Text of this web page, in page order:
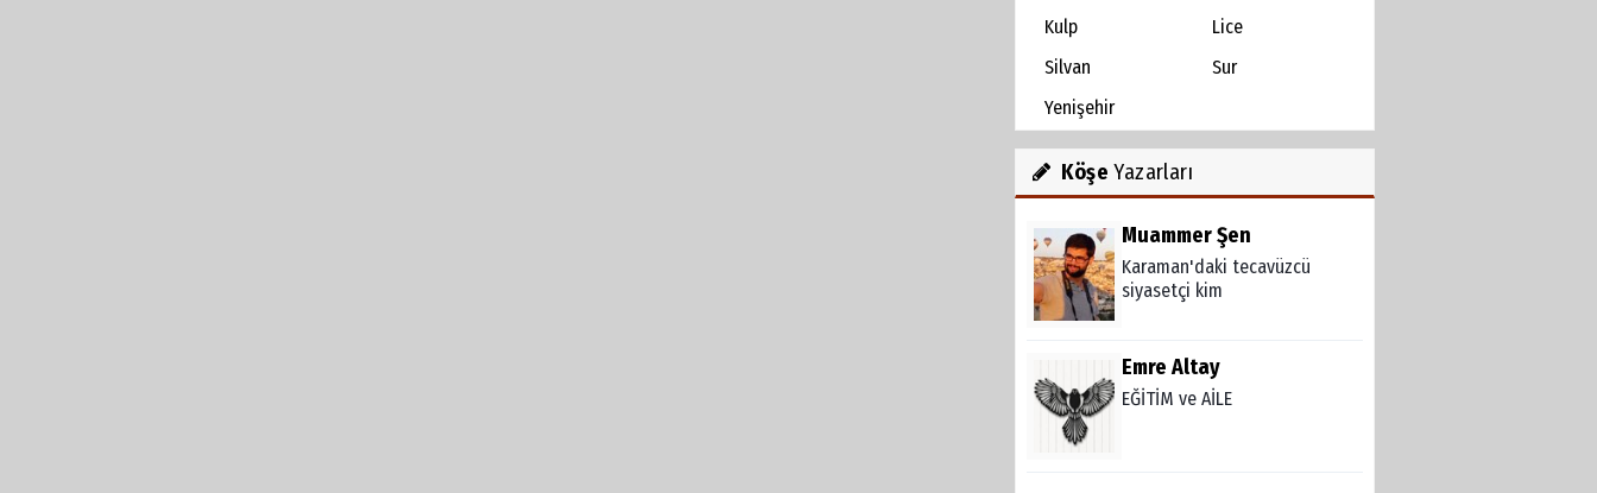
Kulp
Lice
Silvan
Sur
Yenişehir
Köşe Yazarları
Muammer Şen
Karaman'daki tecavüzcü
siyasetçi kim
Emre Altay
EĞİTİM ve AİLE